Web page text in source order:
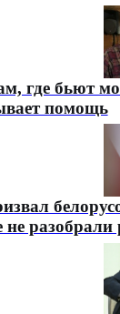
где бьют
помощь
разобрали